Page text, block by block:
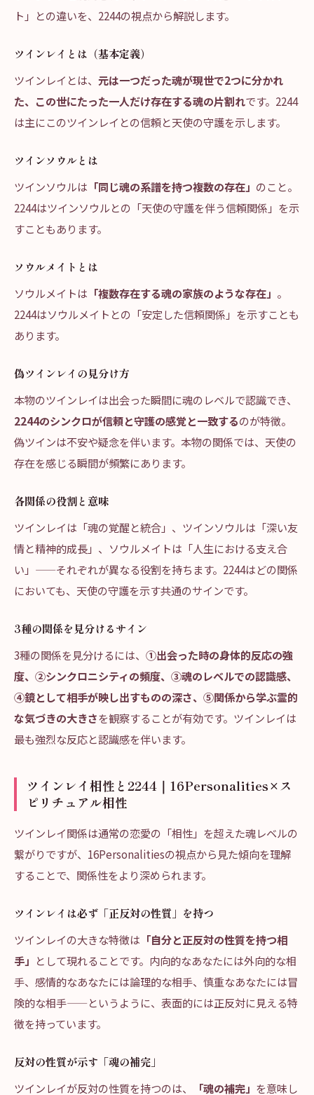
ト」との違いを、2244の視点から解説します。
ツインレイとは（基本定義）
ツインレイとは、 元は一つだった魂が現世で2つに分かれ
た、この世にたった一人だけ存在する魂の片割れです。2244
は主にこのツインレイとの信頼と天使の守護を示します。
ツインソウルとは
ツインソウルは 「同じ魂の系譜を持つ複数の存在」 のこと。
2244はツインソウルとの「天使の守護を伴う信頼関係」を示
すこともあります。
ソウルメイトとは
ソウルメイトは 「複数存在する魂の家族のような存在」 。
2244はソウルメイトとの「安定した信頼関係」を示すことも
あります。
偽ツインレイの見分け方
本物のツインレイは出会った瞬間に魂のレベルで認識でき、
2244のシンクロが信頼と守護の感覚と一致するのが特徴。
偽ツインは不安や疑念を伴います。本物の関係では、天使の
存在を感じる瞬間が頻繁にあります。
各関係の役割と意味
ツインレイは「魂の覚醒と統合」、ツインソウルは「深い友
情と精神的成長」、ソウルメイトは「人生における支え合
い」——それぞれが異なる役割を持ちます。2244はどの関係
においても、天使の守護を示す共通のサインです。
3種の関係を見分けるサイン
3種の関係を見分けるには、 ①出会った時の身体的反応の強
度、②シンクロニシティの頻度、③魂のレベルでの認識感、
④鏡として相手が映し出すものの深さ、⑤関係から学ぶ霊的
な気づきの大きさを観察することが有効です。ツインレイは
最も強烈な反応と認識感を伴います。
ツインレイ相性と2244｜16Personalities×ス
ピリチュアル相性
ツインレイ関係は通常の恋愛の「相性」を超えた魂レベルの
繋がりですが、16Personalitiesの視点から見た傾向を理解
することで、関係性をより深められます。
ツインレイは必ず「正反対の性質」を持つ
ツインレイの大きな特徴は 「自分と正反対の性質を持つ相
手」 として現れることです。内向的なあなたには外向的な相
手、感情的なあなたには論理的な相手、慎重なあなたには冒
険的な相手——というように、表面的には正反対に見える特
徴を持っています。
反対の性質が示す「魂の補完」
ツインレイが反対の性質を持つのは、
「魂の補完」 を意味し